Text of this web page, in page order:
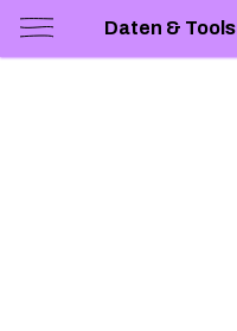
Daten & Tools